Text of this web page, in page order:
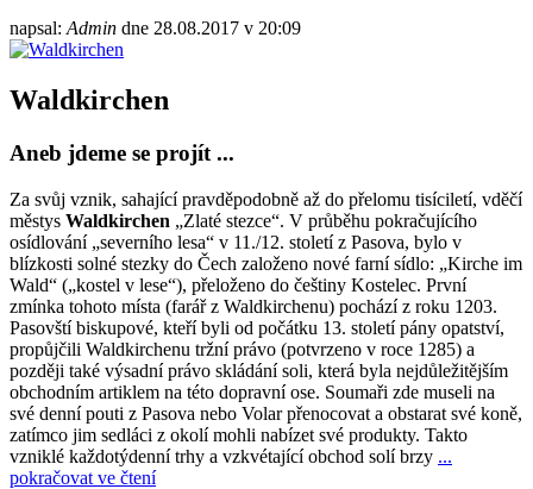
napsal: Admin dne 28.08.2017 v 20:09
Waldkirchen
Aneb jdeme se projít ...
Za svůj vznik, sahající pravděpodobně až do přelomu tisíciletí, vděčí
městys Waldkirchen „Zlaté stezce“. V průběhu pokračujícího
osídlování „severního lesa“ v 11./12. století z Pasova, bylo v
blízkosti solné stezky do Čech založeno nové farní sídlo: „Kirche im
Wald“ („kostel v lese“), přeloženo do češtiny Kostelec. První
zmínka tohoto místa (farář z Waldkirchenu) pochází z roku 1203.
Pasovští biskupové, kteří byli od počátku 13. století pány opatství,
propůjčili Waldkirchenu tržní právo (potvrzeno v roce 1285) a
později také výsadní právo skládání soli, která byla nejdůležitějším
obchodním artiklem na této dopravní ose. Soumaři zde museli na
své denní pouti z Pasova nebo Volar přenocovat a obstarat své koně,
zatímco jim sedláci z okolí mohli nabízet své produkty. Takto
vzniklé každotýdenní trhy a vzkvétající obchod solí brzy ...
pokračovat ve čtení